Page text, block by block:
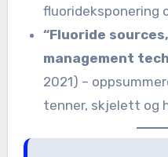
fluorideksponering
“Fluoride
management
2021) –
tenner, skjelett og